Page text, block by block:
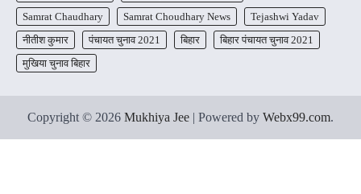
Samrat Chaudhary
Samrat Choudhary News
Tejashwi Yadav
नीतीश कुमार
पंचायत चुनाव 2021 बिहार
बिहार पंचायत चुनाव 2021
मुखिया चुनाव बिहार
Copyright © 2026 Mukhiya Jee | Powered by Webx99.com.